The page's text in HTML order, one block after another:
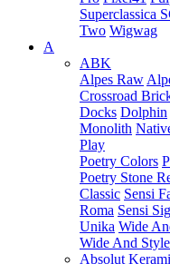
Superclassica
Two Wigwag
A
ABK
Alpes Raw
Crossroad
Docks Dolphin
Monolith
Play
Poetry Colors
Poetry Stone
Classic Sensi
Roma Sensi
Unika Wide
Wide And
Absolut